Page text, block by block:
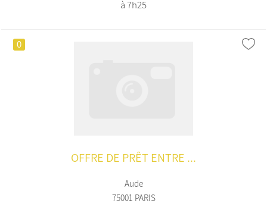
à 7h25
0
OFFRE DE PRÊT ENTRE ...
Aude
75001 PARIS